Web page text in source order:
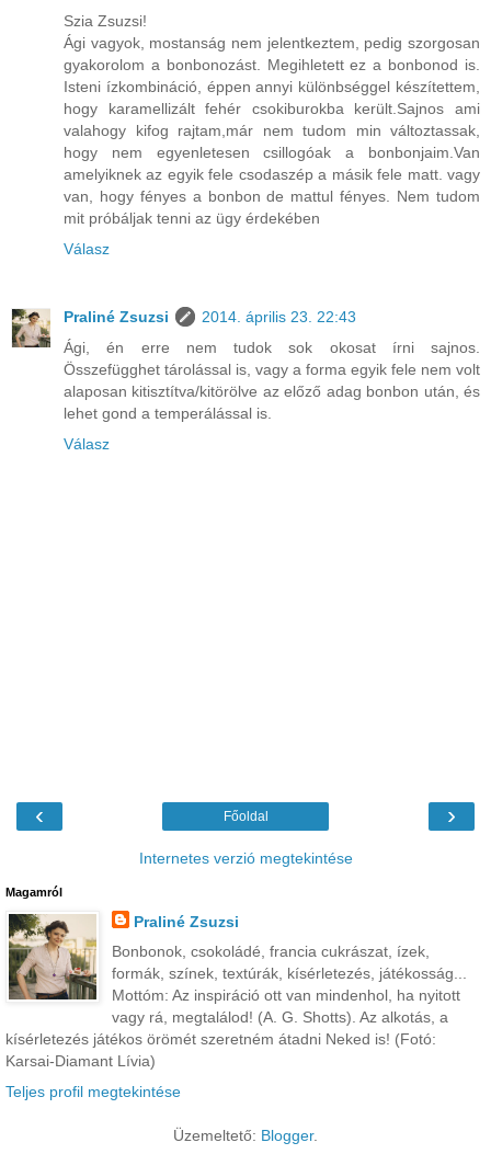
Szia Zsuzsi!
Ági vagyok, mostanság nem jelentkeztem, pedig szorgosan
gyakorolom a bonbonozást. Megihletett ez a bonbonod is.
Isteni ízkombináció, éppen annyi különbséggel készítettem,
hogy karamellizált fehér csokiburokba került.Sajnos ami
valahogy kifog rajtam,már nem tudom min változtassak,
hogy nem egyenletesen csillogóak a bonbonjaim.Van
amelyiknek az egyik fele csodaszép a másik fele matt. vagy
van, hogy fényes a bonbon de mattul fényes. Nem tudom
mit próbáljak tenni az ügy érdekében
Válasz
Praliné Zsuzsi
2014. április 23. 22:43
Ági, én erre nem tudok sok okosat írni sajnos.
Összefügghet tárolással is, vagy a forma egyik fele nem volt
alaposan kitisztítva/kitörölve az előző adag bonbon után, és
lehet gond a temperálással is.
Válasz
‹ ›
Főoldal
Internetes verzió megtekintése
Magamról
Praliné Zsuzsi
Bonbonok, csokoládé, francia cukrászat, ízek,
formák, színek, textúrák, kísérletezés, játékosság...
Mottóm: Az inspiráció ott van mindenhol, ha nyitott
vagy rá, megtalálod! (A. G. Shotts). Az alkotás, a
kísérletezés játékos örömét szeretném átadni Neked is! (Fotó:
Karsai-Diamant Lívia)
Teljes profil megtekintése
Üzemeltető: Blogger.